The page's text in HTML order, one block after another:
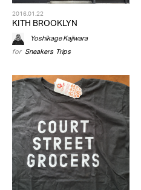
2016.01.22
KITH BROOKLYN
Yoshikage Kajiwara
for Sneakers, Trips